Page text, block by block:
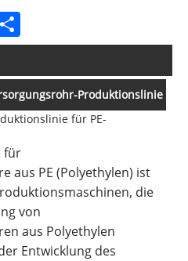
Produktionslinie
für PE-
für
aus PE (Polyethylen) ist
die
von
aus Polyethylen
Entwicklung des